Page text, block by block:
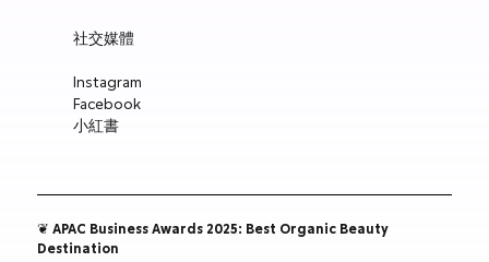
社交媒體
Instagram
Facebook
小紅書
❦ APAC Business Awards 2025: Best Organic Beauty
Destination